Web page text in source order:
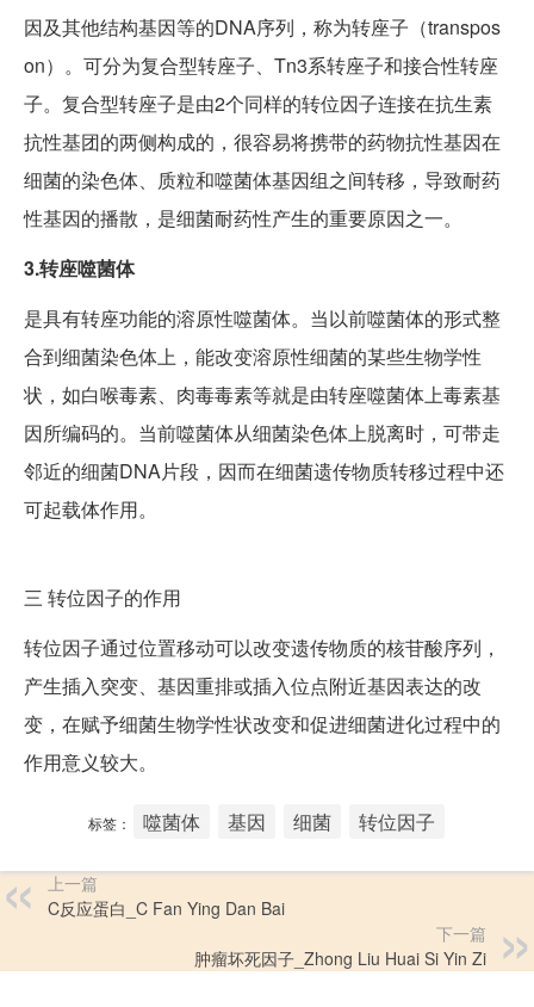
因及其他结构基因等的DNA序列，称为转座子（transpos
on）。可分为复合型转座子、Tn3系转座子和接合性转座
子。复合型转座子是由2个同样的转位因子连接在抗生素
抗性基团的两侧构成的，很容易将携带的药物抗性基因在
细菌的染色体、质粒和噬菌体基因组之间转移，导致耐药
性基因的播散，是细菌耐药性产生的重要原因之一。
3.转座噬菌体
是具有转座功能的溶原性噬菌体。当以前噬菌体的形式整
合到细菌染色体上，能改变溶原性细菌的某些生物学性
状，如白喉毒素、肉毒毒素等就是由转座噬菌体上毒素基
因所编码的。当前噬菌体从细菌染色体上脱离时，可带走
邻近的细菌DNA片段，因而在细菌遗传物质转移过程中还
可起载体作用。
三 转位因子的作用
转位因子通过位置移动可以改变遗传物质的核苷酸序列，
产生插入突变、基因重排或插入位点附近基因表达的改
变，在赋予细菌生物学性状改变和促进细菌进化过程中的
作用意义较大。
标签： 噬菌体 基因 细菌 转位因子
上一篇
C反应蛋白_C Fan Ying Dan Bai
下一篇
肿瘤坏死因子_Zhong Liu Huai Si Yin Zi